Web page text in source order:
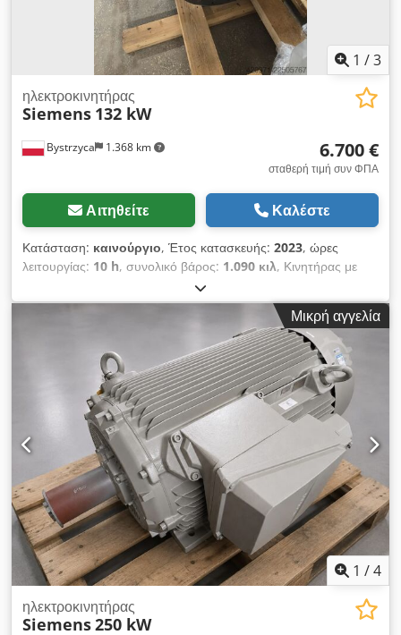
1 /3
Bystrzyca 1.368 km
ηλεκτροκινητήρας
Siemens 132 kW
6.700 €
σταθερή τιμή συν ΦΠΑ
Αιτηθείτε Καλέστε
Κατάσταση: καινούργιο, Έτος κατασκευής: 2023, ώρες
λειτουργίας: 10 h, συνολικό βάρος: 1.090 κιλ, Κινητήρας με
φλάντζα, 132 kW. Καινούργιος. Εγγύηση 12 μηνών. Cedpfx
Ajzr Ilisc Djrf
Μικρή αγγελία
1 /4
ηλεκτροκινητήρας
Siemens250 kW